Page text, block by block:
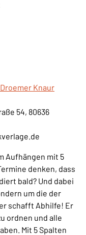
Knaur
54, 80636
Aufhängen mit 5
denken, dass
bald? Und dabei
um die der
schafft Abhilfe! Er
ordnen und alle
Mit 5 Spalten